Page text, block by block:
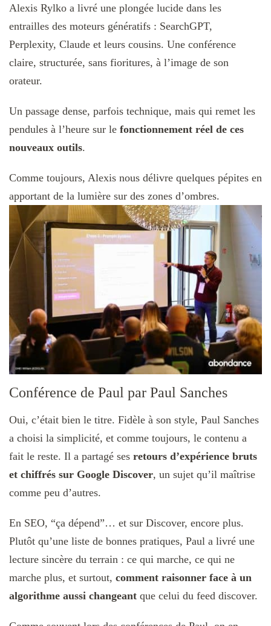
Alexis Rylko a livré une plongée lucide dans les
entrailles des moteurs génératifs : SearchGPT,
Perplexity, Claude et leurs cousins. Une conférence
claire, structurée, sans fioritures, à l’image de son
orateur.
Un passage dense, parfois technique, mais qui remet les
pendules à l’heure sur le fonctionnement réel de ces
nouveaux outils.
Comme toujours, Alexis nous délivre quelques pépites en
apportant de la lumière sur des zones d’ombres.
Conférence de Paul par Paul Sanches
Oui, c’était bien le titre. Fidèle à son style, Paul Sanches
a choisi la simplicité, et comme toujours, le contenu a
fait le reste. Il a partagé ses retours d’expérience bruts
et chiffrés sur Google Discover, un sujet qu’il maîtrise
comme peu d’autres.
En SEO, “ça dépend”… et sur Discover, encore plus.
Plutôt qu’une liste de bonnes pratiques, Paul a livré une
lecture sincère du terrain : ce qui marche, ce qui ne
marche plus, et surtout, comment raisonner face à un
algorithme aussi changeant que celui du feed discover.